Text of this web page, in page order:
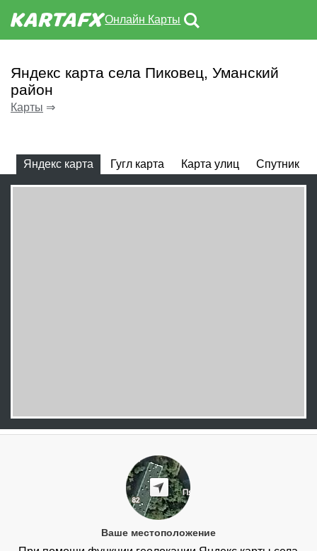
Онлайн Карты
Яндекс карта села Пиковец, Уманский
район
Карты ⇒
Яндекс карта Гугл карта Карта улиц Спутник
Ваше местоположение